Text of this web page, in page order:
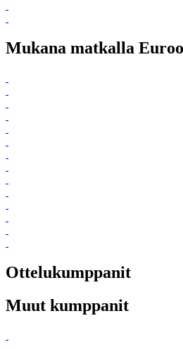
Mukana matkalla
Ottelukumppanit
Muut kumppanit